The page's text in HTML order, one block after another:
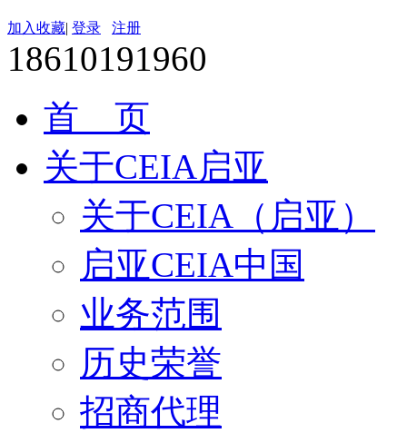
加入收藏| 登录 注册
18610191960
首 页
关于CEIA启亚
关于CEIA（启亚）
启亚CEIA中国
业务范围
历史荣誉
招商代理